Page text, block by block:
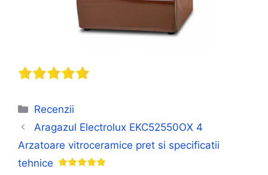
Categorii
Recenzii
Aragazul Electrolux EKC52550OX 4
Arzatoare vitroceramice pret si specificatii
tehnice